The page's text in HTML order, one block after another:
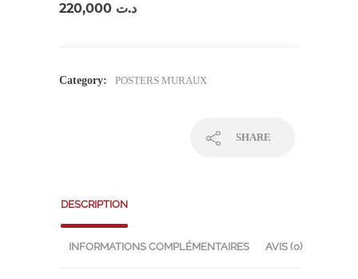
د.ت
Category: POSTERS MURAUX
SHARE
DESCRIPTION
INFORMATIONS COMPLÉMENTAIRES AVIS (0)